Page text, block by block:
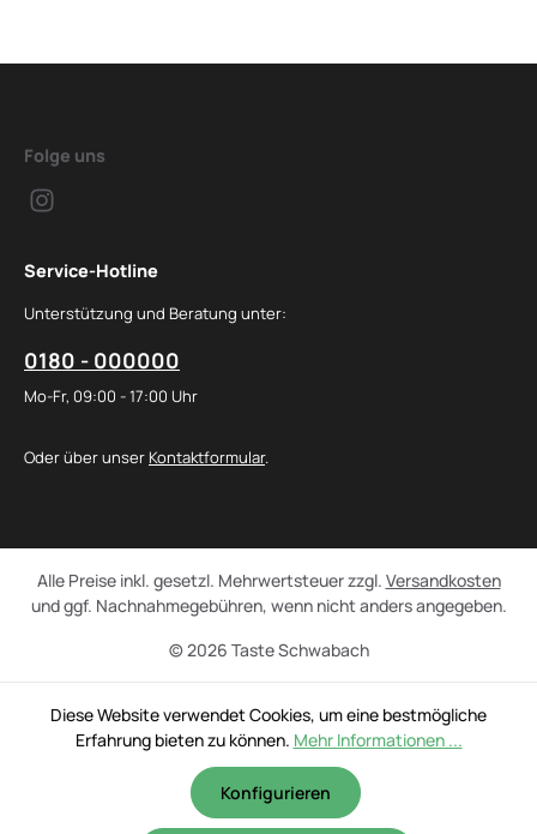
Folge uns
Service-Hotline
Unterstützung und Beratung unter:
0180 - 000000
Mo-Fr, 09:00 - 17:00 Uhr
Oder über unser Kontaktformular.
© 2026 Taste Schwabach
Alle Preise inkl. gesetzl. Mehrwertsteuer zzgl. Versandkosten
und ggf. Nachnahmegebühren, wenn nicht anders angegeben.
Diese Website verwendet Cookies, um eine bestmögliche
Erfahrung bieten zu können. Mehr Informationen ...
Konfigurieren